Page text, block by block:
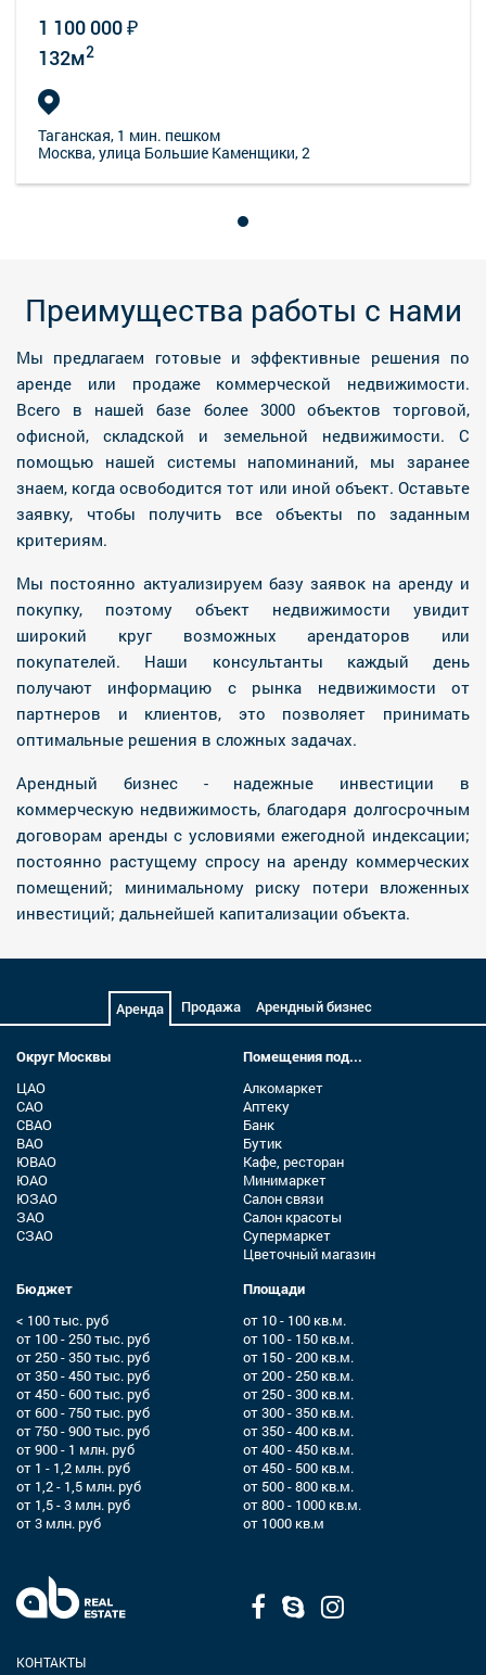
1 100 000 ₽
132м2
Таганская, 1 мин. пешком
Москва, улица Большие Каменщики, 2
Преимущества работы с нами
Мы предлагаем готовые и эффективные решения по
аренде или продаже коммерческой недвижимости.
Всего в нашей базе более 3000 объектов торговой,
офисной, складской и земельной недвижимости. С
помощью нашей системы напоминаний, мы заранее
знаем, когда освободится тот или иной объект. Оставьте
заявку, чтобы получить все объекты по заданным
критериям.
Мы постоянно актуализируем базу заявок на аренду и
покупку, поэтому объект недвижимости увидит
широкий круг возможных арендаторов или
покупателей. Наши консультанты каждый день
получают информацию с рынка недвижимости от
партнеров и клиентов, это позволяет принимать
оптимальные решения в сложных задачах.
Арендный бизнес - надежные инвестиции в
коммерческую недвижимость, благодаря долгосрочным
договорам аренды с условиями ежегодной индексации;
постоянно растущему спросу на аренду коммерческих
помещений; минимальному риску потери вложенных
инвестиций; дальнейшей капитализации объекта.
Аренда Продажа Арендный бизнес
Округ Москвы
ЦАО
САО
СВАО
ВАО
ЮВАО
ЮАО
ЮЗАО
ЗАО
СЗАО
Помещения под...
Алкомаркет
Аптеку
Банк
Бутик
Кафе, ресторан
Минимаркет
Салон связи
Салон красоты
Супермаркет
Цветочный магазин
Бюджет
< 100 тыс. руб
от 100 - 250 тыс. руб
от 250 - 350 тыс. руб
от 350 - 450 тыс. руб
от 450 - 600 тыс. руб
от 600 - 750 тыс. руб
от 750 - 900 тыс. руб
от 900 - 1 млн. руб
от 1 - 1,2 млн. руб
от 1,2 - 1,5 млн. руб
от 1,5 - 3 млн. руб
от 3 млн. руб
Площади
от 10 - 100 кв.м.
от 100 - 150 кв.м.
от 150 - 200 кв.м.
от 200 - 250 кв.м.
от 250 - 300 кв.м.
от 300 - 350 кв.м.
от 350 - 400 кв.м.
от 400 - 450 кв.м.
от 450 - 500 кв.м.
от 500 - 800 кв.м.
от 800 - 1000 кв.м.
от 1000 кв.м
КОНТАКТЫ